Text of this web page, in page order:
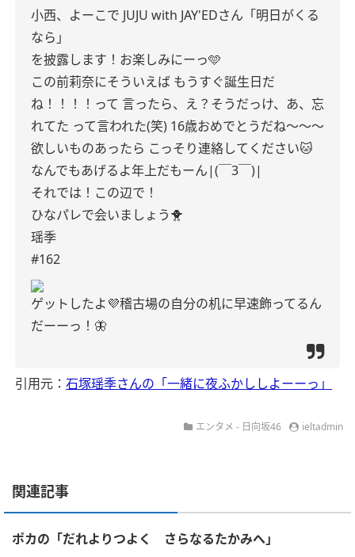
小西、よーこで JUJU with JAY'EDさん「明日がくる
なら」
を披露します！お楽しみにーっ🩵
この前莉奈にそういえば もうすぐ誕生日だ
ね！！！！って 言ったら、え？そうだっけ、あ、忘
れてた って言われた(笑) 16歳おめでとうだね〜〜〜
欲しいものあったら こっそり連絡してください🐱
なんでもあげるよ年上だもーん|(￣3￣)|
それでは！この辺で！
ひなパレで会いましょう🐥
瑶季
#162
ゲットしたよ💜稽古場の自分の机に早速飾ってるん
だーーっ！🦋
引用元： 石塚瑶季さんの「一緒に夜ふかししよーーっ」
エンタメ - 日向坂46 ieltadmin
関連記事
ポカの「だれよりつよく さらなるたかみへ」